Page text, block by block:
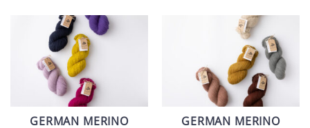
GERMAN MERINO
GERMAN MERINO